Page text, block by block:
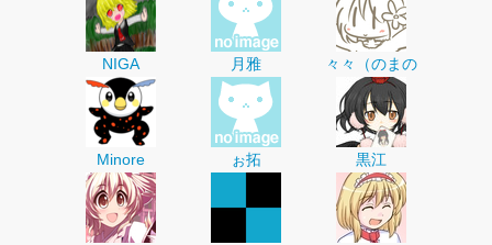
NIGA 月雅 々々（のまの
Minore ぉ拓 黒江